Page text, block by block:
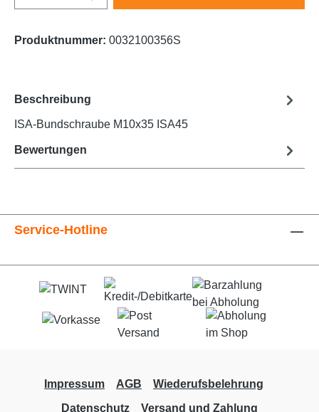
Produktnummer: 0032100356S
Beschreibung
ISA-Bundschraube M10x35 ISA45
Bewertungen
Service-Hotline
Impressum AGB
Wiederufsbelehrung
Datenschutz
Versand und Zahlung